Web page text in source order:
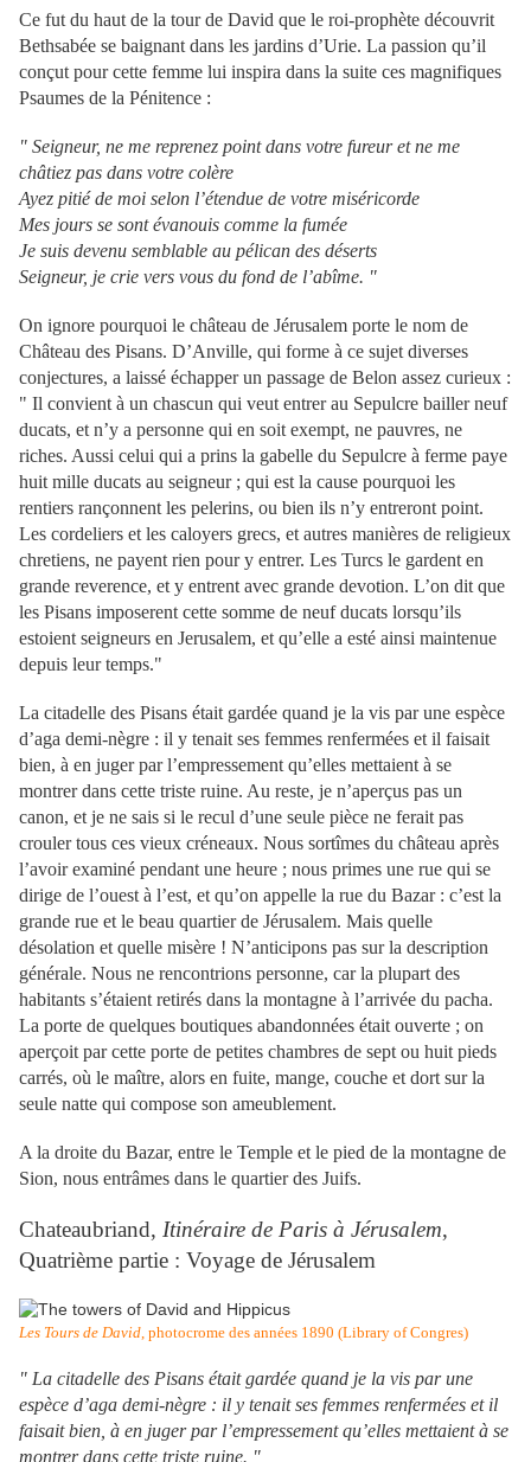
Ce fut du haut de la tour de David que le roi-prophète découvrit
Bethsabée se baignant dans les jardins d’Urie. La passion qu’il
conçut pour cette femme lui inspira dans la suite ces magnifiques
Psaumes de la Pénitence :
" Seigneur, ne me reprenez point dans votre fureur et ne me
châtiez pas dans votre colère
Ayez pitié de moi selon l’étendue de votre miséricorde
Mes jours se sont évanouis comme la fumée
Je suis devenu semblable au pélican des déserts
Seigneur, je crie vers vous du fond de l’abîme. "
On ignore pourquoi le château de Jérusalem porte le nom de
Château des Pisans. D’Anville, qui forme à ce sujet diverses
conjectures, a laissé échapper un passage de Belon assez curieux :
" Il convient à un chascun qui veut entrer au Sepulcre bailler neuf
ducats, et n’y a personne qui en soit exempt, ne pauvres, ne
riches. Aussi celui qui a prins la gabelle du Sepulcre à ferme paye
huit mille ducats au seigneur ; qui est la cause pourquoi les
rentiers rançonnent les pelerins, ou bien ils n’y entreront point.
Les cordeliers et les caloyers grecs, et autres manières de religieux
chretiens, ne payent rien pour y entrer. Les Turcs le gardent en
grande reverence, et y entrent avec grande devotion. L’on dit que
les Pisans imposerent cette somme de neuf ducats lorsqu’ils
estoient seigneurs en Jerusalem, et qu’elle a esté ainsi maintenue
depuis leur temps."
La citadelle des Pisans était gardée quand je la vis par une espèce
d’aga demi-nègre : il y tenait ses femmes renfermées et il faisait
bien, à en juger par l’empressement qu’elles mettaient à se
montrer dans cette triste ruine. Au reste, je n’aperçus pas un
canon, et je ne sais si le recul d’une seule pièce ne ferait pas
crouler tous ces vieux créneaux. Nous sortîmes du château après
l’avoir examiné pendant une heure ; nous primes une rue qui se
dirige de l’ouest à l’est, et qu’on appelle la rue du Bazar : c’est la
grande rue et le beau quartier de Jérusalem. Mais quelle
désolation et quelle misère ! N’anticipons pas sur la description
générale. Nous ne rencontrions personne, car la plupart des
habitants s’étaient retirés dans la montagne à l’arrivée du pacha.
La porte de quelques boutiques abandonnées était ouverte ; on
aperçoit par cette porte de petites chambres de sept ou huit pieds
carrés, où le maître, alors en fuite, mange, couche et dort sur la
seule natte qui compose son ameublement.
A la droite du Bazar, entre le Temple et le pied de la montagne de
Sion, nous entrâmes dans le quartier des Juifs.
Chateaubriand, Itinéraire de Paris à Jérusalem,
Quatrième partie : Voyage de Jérusalem
Les Tours de David, photocrome des années 1890 (Library of Congres)
" La citadelle des Pisans était gardée quand je la vis par une
espèce d’aga demi-nègre : il y tenait ses femmes renfermées et il
faisait bien, à en juger par l’empressement qu’elles mettaient à se
montrer dans cette triste ruine. "